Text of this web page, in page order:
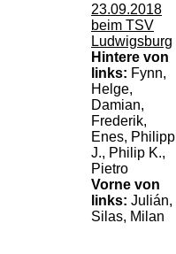
23.09.2018
beim TSV
Ludwigsburg
Hintere von
links: Fynn,
Helge,
Damian,
Frederik,
Enes, Philipp
J., Philip K.,
Pietro
Vorne von
links: Julián,
Silas, Milan